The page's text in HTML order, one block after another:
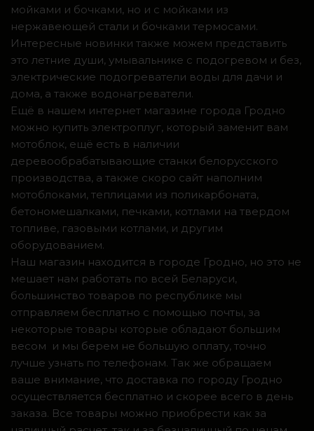
мойками и бочками, но и с мойками из
нержавеющей стали и бочками термосами.
Интересные новинки также можем представить
это летние души, умывальнике с подогревом и без,
электрические подогреватели воды для дачи и
дома, а также водонагреватели.
Ещё в нашем интернет магазине города Гродно
можно купить электроплуг, который заменит вам
мотоблок, ещё есть в наличии
деревообрабатывающие станки белорусского
производства, а также скоро сайт наполним
мотоблоками, теплицами из поликарбоната,
бетономешалками, печками, котлами на твердом
топливе, газовыми котлами, и другим
оборудованием.
Наш магазин находится в городе Гродно, но это не
мешает нам работать по всей Беларуси,
большинство товаров по республике мы
отправляем бесплатно с помощью почты, за
некоторые товары которые обладают большим
весом и мы берем не большую оплату, точно
лучше узнать по телефонам. Так же обращаем
ваше внимание, что доставка по городу Гродно
осуществляется бесплатно и скорее всего в день
заказа. Все товары можно приобрести как за